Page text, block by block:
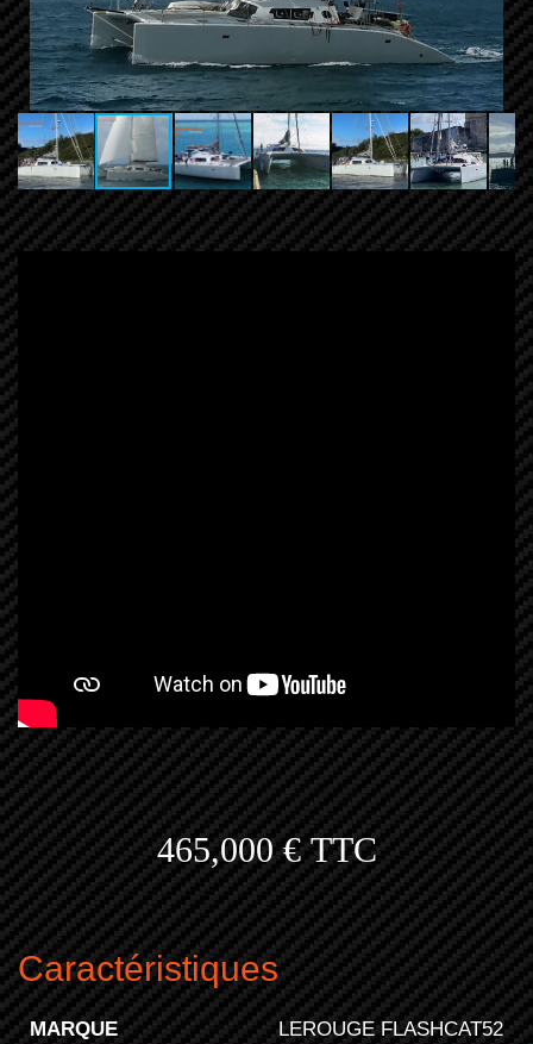
465,000 € TTC
Caractéristiques
MARQUE LEROUGE FLASHCAT52